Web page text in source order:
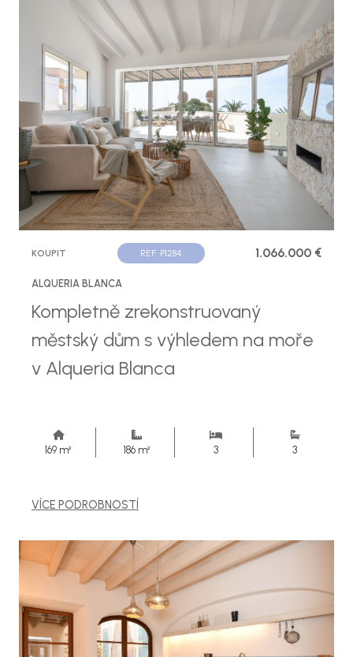
KOUPIT REF. P1284 1.066.000 €
ALQUERIA BLANCA
Kompletně zrekonstruovaný
městský dům s výhledem na moře
v Alqueria Blanca
169 m² 186 m² 3 3
VÍCE PODROBNOSTÍ